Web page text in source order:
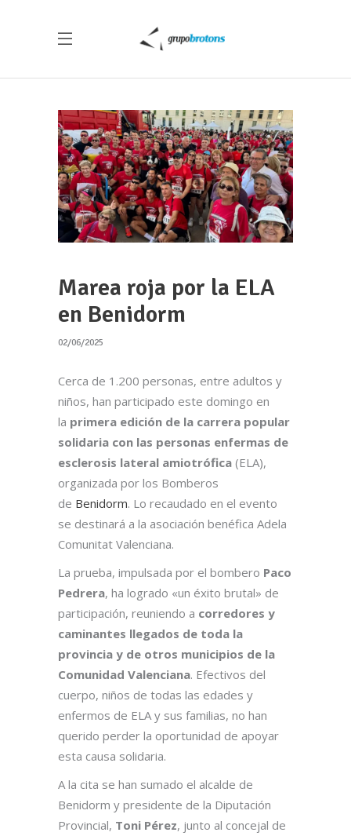
Marea roja por la ELA
en Benidorm
02/06/2025
Cerca de 1.200 personas, entre adultos y
niños, han participado este domingo en
la primera edición de la carrera popular
solidaria con las personas enfermas de
esclerosis lateral amiotrófica (ELA),
organizada por los Bomberos
de Benidorm. Lo recaudado en el evento
se destinará a la asociación benéfica Adela
Comunitat Valenciana.
La prueba, impulsada por el bombero Paco
Pedrera, ha logrado «un éxito brutal» de
participación, reuniendo a corredores y
caminantes llegados de toda la
provincia y de otros municipios de la
Comunidad Valenciana. Efectivos del
cuerpo, niños de todas las edades y
enfermos de ELA y sus familias, no han
querido perder la oportunidad de apoyar
esta causa solidaria.
A la cita se han sumado el alcalde de
Benidorm y presidente de la Diputación
Provincial, Toni Pérez, junto al concejal de